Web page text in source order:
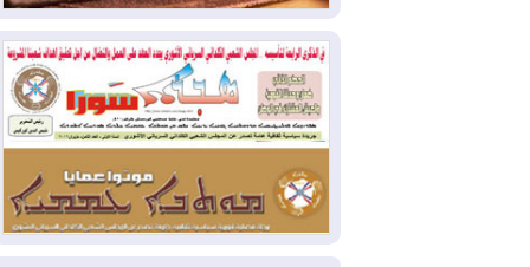
2026-08-03
أوامر بإجلاء 60 ألف شخص
بسبب الحرائق في ولاية واشنطن
2026-08-02
مشروع "حسابي" يُمهل
الموظفين حتى نهاية أغسطس لاستلام
بطاقاتهم المصرفية
2026-08-02دمشق وعمّان تحذران بغداد:
أي هجوم من أراضي العراق سيواجه برد